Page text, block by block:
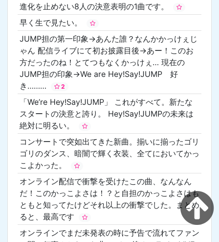
進化を止めない8人の決意表明の1曲です。
早く生で見たい。
JUMP担の第一印象→あんた誰？なんかかっけぇじ
ゃん 配信ライブにて初お披露目後→あー！このお
方だったのね！とてつもなくかっけぇ… 現在の
JUMP担の印象→We are Hey!Say!JUMP 好
き………
2
「We’re Hey!Say!JUMP」 これがすべて。新たな
スタートの決意と誇り。 Hey!Say!JUMPの未来は
絶対に明るい。
コンサートで突如出てきた新曲。揃いに揃ったゴリ
ゴリのダンス、暗闇で輝く衣装、全てにおいてかっ
こよかった。
オンライン配信で衝撃を受けたこの曲、なんなん
だ！このかっこよさは！？と自担のかっこよさはも
ともと知ってたけどそれ以上の衝撃でした。まとめ
ると、最高です
オンラインでまだ未発表の時に予告で流れてファン